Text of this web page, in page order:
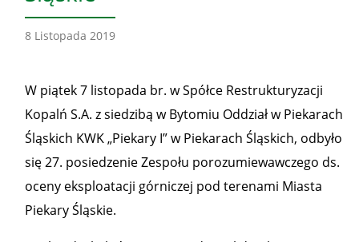
8 Listopada 2019
W piątek 7 listopada br. w Spółce Restrukturyzacji
Kopalń S.A. z siedzibą w Bytomiu Oddział w Piekarach
Śląskich KWK „Piekary I” w Piekarach Śląskich, odbyło
się 27. posiedzenie Zespołu porozumiewawczego ds.
oceny eksploatacji górniczej pod terenami Miasta
Piekary Śląskie.